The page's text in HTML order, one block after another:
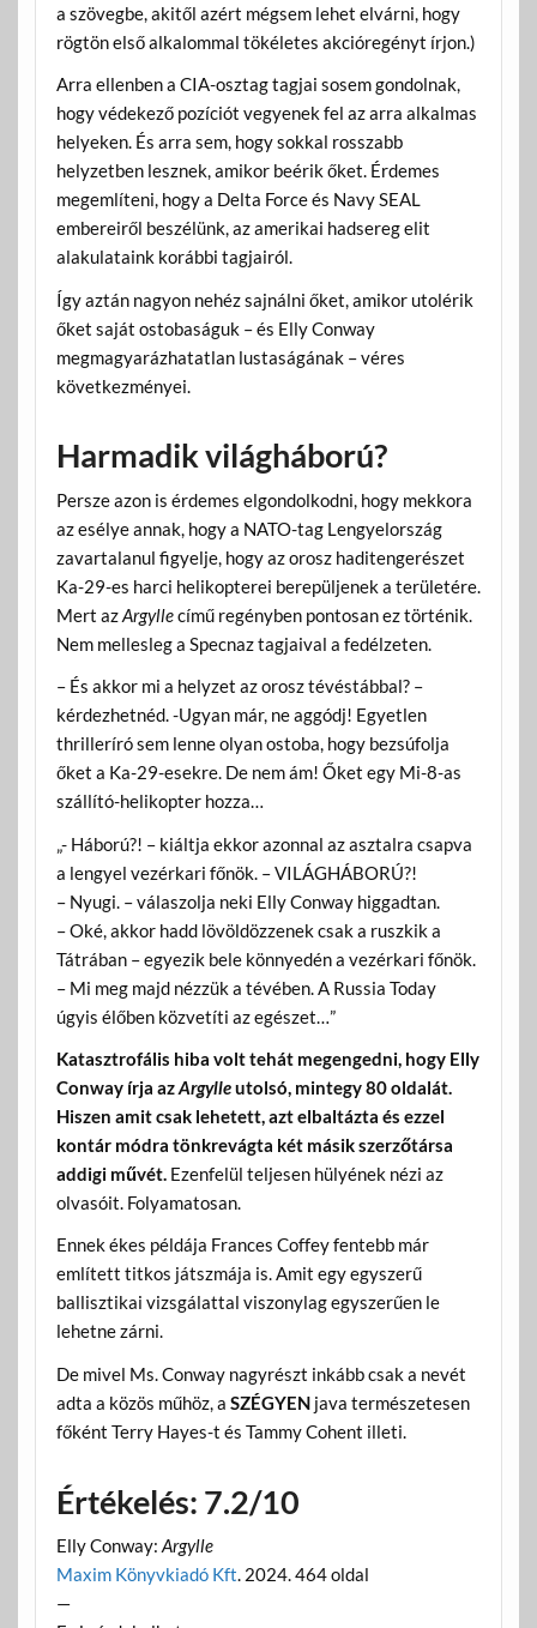
a szövegbe, akitől azért mégsem lehet elvárni, hogy
rögtön első alkalommal tökéletes akcióregényt írjon.)
Arra ellenben a CIA-osztag tagjai sosem gondolnak,
hogy védekező pozíciót vegyenek fel az arra alkalmas
helyeken. És arra sem, hogy sokkal rosszabb
helyzetben lesznek, amikor beérik őket. Érdemes
megemlíteni, hogy a Delta Force és Navy SEAL
embereiről beszélünk, az amerikai hadsereg elit
alakulataink korábbi tagjairól.
Így aztán nagyon nehéz sajnálni őket, amikor utolérik
őket saját ostobaságuk – és Elly Conway
megmagyarázhatatlan lustaságának – véres
következményei.
Harmadik világháború?
Persze azon is érdemes elgondolkodni, hogy mekkora
az esélye annak, hogy a NATO-tag Lengyelország
zavartalanul figyelje, hogy az orosz haditengerészet
Ka-29-es harci helikopterei berepüljenek a területére.
Mert azArgyllecímű regényben pontosan ez történik.
Nem mellesleg a Specnaz tagjaival a fedélzeten.
– És akkor mi a helyzet az orosz tévéstábbal? –
kérdezhetnéd. -Ugyan már, ne aggódj! Egyetlen
thrilleríró sem lenne olyan ostoba, hogy bezsúfolja
őket a Ka-29-esekre. De nem ám! Őket egy Mi-8-as
szállító-helikopter hozza…
„- Háború?! – kiáltja ekkor azonnal az asztalra csapva
a lengyel vezérkari főnök. – VILÁGHÁBORÚ?!
– Nyugi. – válaszolja neki Elly Conway higgadtan.
– Oké, akkor hadd lövöldözzenek csak a ruszkik a
Tátrában – egyezik bele könnyedén a vezérkari főnök.
– Mi meg majd nézzük a tévében. A Russia Today
úgyis élőben közvetíti az egészet…”
Katasztrofális hiba volt tehát megengedni, hogy Elly
Conway írja azArgylleutolsó, mintegy 80 oldalát.
Hiszen amit csak lehetett, azt elbaltázta és ezzel
kontár módra tönkrevágta két másik szerzőtársa
addigi művét.Ezenfelül teljesen hülyének nézi az
olvasóit. Folyamatosan.
Ennek ékes példája Frances Coffey fentebb már
említett titkos játszmája is. Amit egy egyszerű
ballisztikai vizsgálattal viszonylag egyszerűen le
lehetne zárni.
De mivel Ms. Conway nagyrészt inkább csak a nevét
adta a közös műhöz, a SZÉGYENjava természetesen
főként Terry Hayes-t és Tammy Cohent illeti.
Értékelés: 7.2/10
Elly Conway: Argylle
Maxim Könyvkiadó Kft. 2024. 464 oldal
—